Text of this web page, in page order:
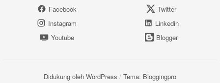
Facebook
Twitter
Instagram
Linkedin
Youtube
Blogger
Didukung oleh WordPress / Tema: Bloggingpro